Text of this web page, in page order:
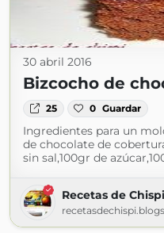
30 abril 2016
Bizcocho de
25 0 Guardar
Ingredientes para un
de chocolate de
sin sal,100gr de
Recetas de Chispi